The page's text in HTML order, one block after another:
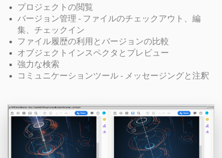
プロジェクトの閲覧
バージョン管理 - ファイルのチェックアウト、編
集、チェックイン
ファイル履歴の利用とバージョンの比較
オブジェクトインスペクタとプレビュー
強力な検索
コミュニケーションツール - メッセージングと注釈